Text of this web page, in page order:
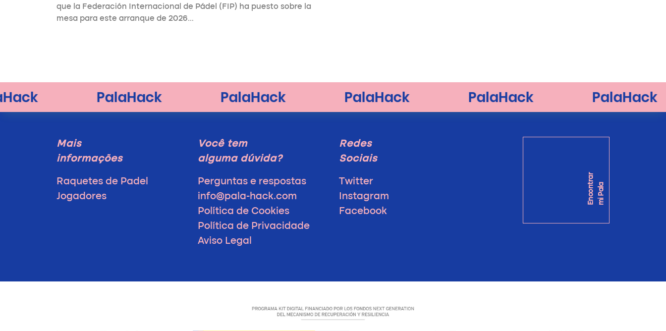
que la Federación Internacional de Pádel (FIP) ha puesto sobre la
mesa para este arranque de 2026…
Mais
informações
Raquetes de Padel
Jogadores
Você tem
alguma dúvida?
Perguntas e respostas
info@pala-hack.com
Política de Cookies
Política de Privacidade
Aviso Legal
Redes
Sociais
Twitter
Instagram
Facebook